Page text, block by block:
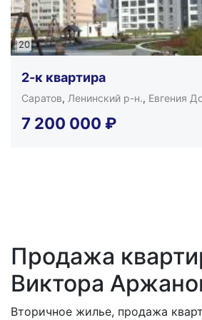
20
2-к квартира
Саратов, Ленинский р-н., Евгения
7 200 000 ₽
Продажа
Виктора
Вторичное жилье, продажа